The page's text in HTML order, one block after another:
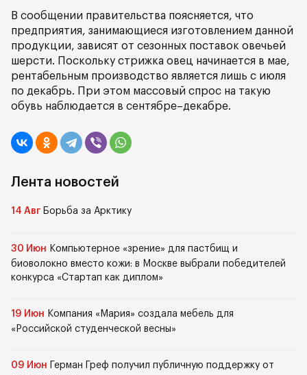
В сообщении правительства поясняется, что
предприятия, занимающиеся изготовлением данной
продукции, зависят от сезонных поставок овечьей
шерсти. Поскольку стрижка овец начинается в мае,
рентабельным производство является лишь с июля
по декабрь. При этом массовый спрос на такую
обувь наблюдается в сентябре–декабре.
Лента новостей
14 Авг Борьба за Арктику
30 Июн Компьютерное «зрение» для пастбищ и
биоволокно вместо кожи: в Москве выбрали победителей
конкурса «Стартап как диплом»
19 Июн Компания «Мария» создала мебель для
«Российской студенческой весны»
09 Июн
Герман Греф получил публичную поддержку от